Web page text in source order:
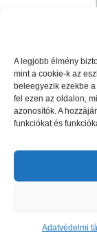
A legjobb élmény
mint a cookie-k az
beleegyezik ezekbe
fel ezen az oldalon,
azonosítók. A
funkciókat és
Adatvédelmi
SensEco